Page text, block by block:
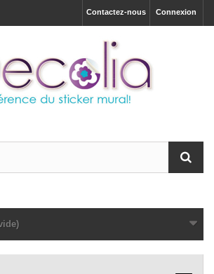
Connexion
Contactez-nous